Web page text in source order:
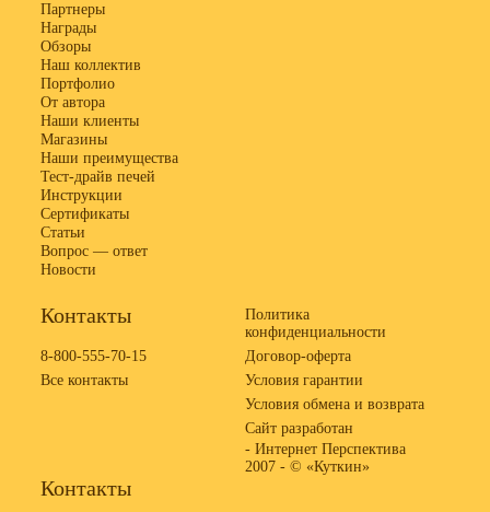
Партнеры
Награды
Обзоры
Наш коллектив
Портфолио
От автора
Наши клиенты
Магазины
Наши преимущества
Тест-драйв печей
Инструкции
Сертификаты
Статьи
Вопрос — ответ
Новости
Контакты
8-800-555-70-15
Все контакты
Политика
конфиденциальности
Договор-оферта
Условия гарантии
Условия обмена и возврата
Сайт разработан
- Интернет Перспектива
2007 - © «Куткин»
Контакты